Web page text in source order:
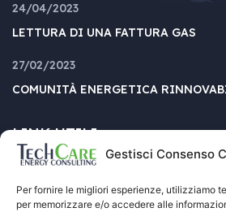
Gestisci Consenso
Per fornire le migliori esperienze, utilizziamo
per memorizzare e/o accedere alle
24/04/2023
LETTURA DI UNA FATTURA GAS
27/02/2023
COMUNITÀ ENERGETICA
LINK UTILI
AGENZIA